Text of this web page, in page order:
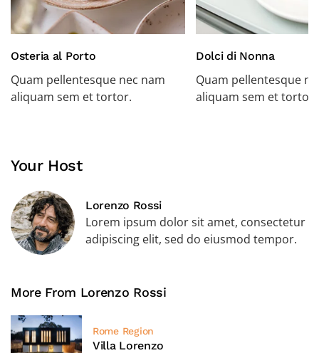
Osteria al Porto
Quam pellentesque nec nam
aliquam sem et tortor.
Dolci di Nonna
Quam pellentesque
aliquam sem et tortor.
Your Host
Lorenzo Rossi
Lorem ipsum dolor sit amet, consectetur
adipiscing elit, sed do eiusmod tempor.
More From Lorenzo Rossi
Rome Region
Villa Lorenzo